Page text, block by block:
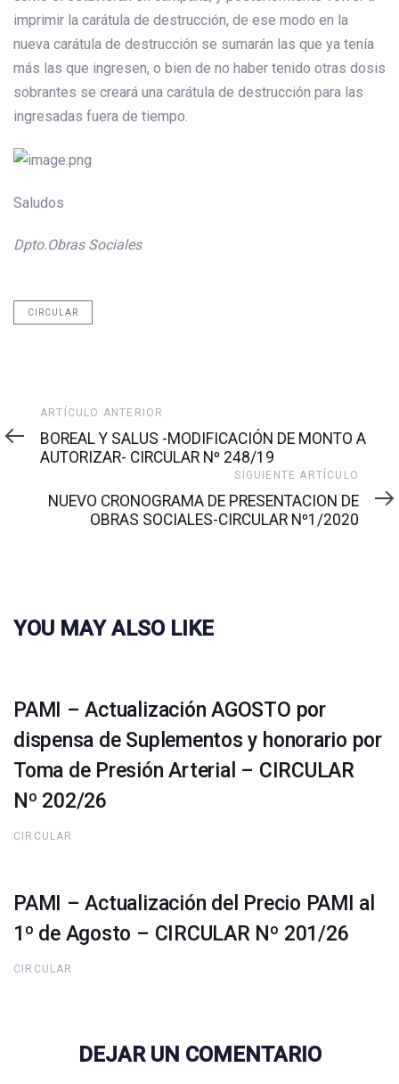
imprimir la carátula de destrucción, de ese modo en la
nueva carátula de destrucción se sumarán las que ya tenía
más las que ingresen, o bien de no haber tenido otras dosis
sobrantes se creará una carátula de destrucción para las
ingresadas fuera de tiempo.
Saludos
Dpto.Obras Sociales
CIRCULAR
Artículo
anterior
ARTÍCULO ANTERIOR
BOREAL Y SALUS -MODIFICACIÓN DE MONTO A
AUTORIZAR- CIRCULAR Nº 248/19
artículo
SIGUIENTE ARTÍCULO
NUEVO CRONOGRAMA DE PRESENTACION DE
OBRAS SOCIALES-CIRCULAR Nº1/2020
YOU MAY ALSO LIKE
PAMI – Actualización AGOSTO por
dispensa de Suplementos y honorario por
Toma de Presión Arterial – CIRCULAR
Nº 202/26
CIRCULAR
PAMI – Actualización del Precio PAMI al
1º de Agosto – CIRCULAR Nº 201/26
CIRCULAR
DEJAR UN COMENTARIO